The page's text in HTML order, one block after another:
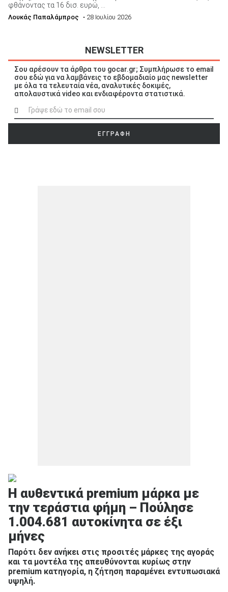
φθάνοντας τα 16 δισ. ευρώ, ...
Λουκάς Παπαλάμπρος • 28 Ιουλίου 2026
NEWSLETTER
Σου αρέσουν τα άρθρα του gocar.gr; Συμπλήρωσε το email
σου εδώ για να λαμβάνεις το εβδομαδιαίο μας newsletter
με όλα τα τελευταία νέα, αναλυτικές δοκιμές,
απολαυστικά video και ενδιαφέροντα στατιστικά.
ΕΓΓΡΑΦΗ
Η αυθεντικά premium μάρκα με
την τεράστια φήμη – Πούλησε
1.004.681 αυτοκίνητα σε έξι
μήνες
Παρότι δεν ανήκει στις προσιτές μάρκες της αγοράς
και τα μοντέλα της απευθύνονται κυρίως στην
premium κατηγορία, η ζήτηση παραμένει εντυπωσιακά
υψηλή.